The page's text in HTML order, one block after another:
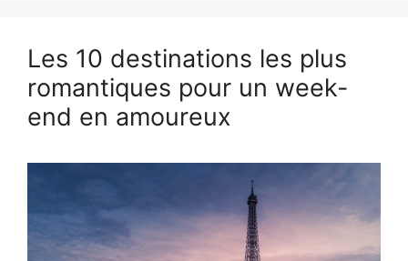
Les 10 destinations les plus
romantiques pour un week-
end en amoureux